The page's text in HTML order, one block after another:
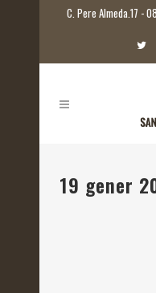
C. Pere Almeda.17 -
19 gener